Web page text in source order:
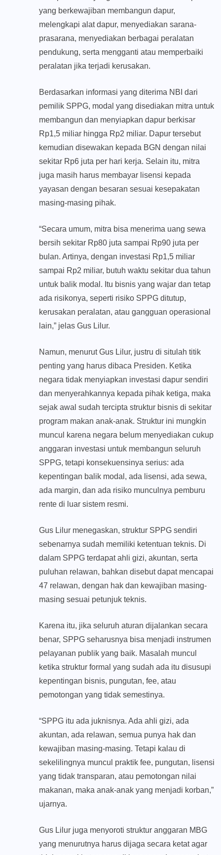
yang berkewajiban membangun dapur,
melengkapi alat dapur, menyediakan sarana-
prasarana, menyediakan berbagai peralatan
pendukung, serta mengganti atau memperbaiki
peralatan jika terjadi kerusakan.
Berdasarkan informasi yang diterima NBI dari
pemilik SPPG, modal yang disediakan mitra untuk
membangun dan menyiapkan dapur berkisar
Rp1,5 miliar hingga Rp2 miliar. Dapur tersebut
kemudian disewakan kepada BGN dengan nilai
sekitar Rp6 juta per hari kerja. Selain itu, mitra
juga masih harus membayar lisensi kepada
yayasan dengan besaran sesuai kesepakatan
masing-masing pihak.
“Secara umum, mitra bisa menerima uang sewa
bersih sekitar Rp80 juta sampai Rp90 juta per
bulan. Artinya, dengan investasi Rp1,5 miliar
sampai Rp2 miliar, butuh waktu sekitar dua tahun
untuk balik modal. Itu bisnis yang wajar dan tetap
ada risikonya, seperti risiko SPPG ditutup,
kerusakan peralatan, atau gangguan operasional
lain,” jelas Gus Lilur.
Namun, menurut Gus Lilur, justru di situlah titik
penting yang harus dibaca Presiden. Ketika
negara tidak menyiapkan investasi dapur sendiri
dan menyerahkannya kepada pihak ketiga, maka
sejak awal sudah tercipta struktur bisnis di sekitar
program makan anak-anak. Struktur ini mungkin
muncul karena negara belum menyediakan cukup
anggaran investasi untuk membangun seluruh
SPPG, tetapi konsekuensinya serius: ada
kepentingan balik modal, ada lisensi, ada sewa,
ada margin, dan ada risiko munculnya pemburu
rente di luar sistem resmi.
Gus Lilur menegaskan, struktur SPPG sendiri
sebenarnya sudah memiliki ketentuan teknis. Di
dalam SPPG terdapat ahli gizi, akuntan, serta
puluhan relawan, bahkan disebut dapat mencapai
47 relawan, dengan hak dan kewajiban masing-
masing sesuai petunjuk teknis.
Karena itu, jika seluruh aturan dijalankan secara
benar, SPPG seharusnya bisa menjadi instrumen
pelayanan publik yang baik. Masalah muncul
ketika struktur formal yang sudah ada itu disusupi
kepentingan bisnis, pungutan, fee, atau
pemotongan yang tidak semestinya.
“SPPG itu ada juknisnya. Ada ahli gizi, ada
akuntan, ada relawan, semua punya hak dan
kewajiban masing-masing. Tetapi kalau di
sekelilingnya muncul praktik fee, pungutan, lisensi
yang tidak transparan, atau pemotongan nilai
makanan, maka anak-anak yang menjadi korban,”
ujarnya.
Gus Lilur juga menyoroti struktur anggaran MBG
yang menurutnya harus dijaga secara ketat agar